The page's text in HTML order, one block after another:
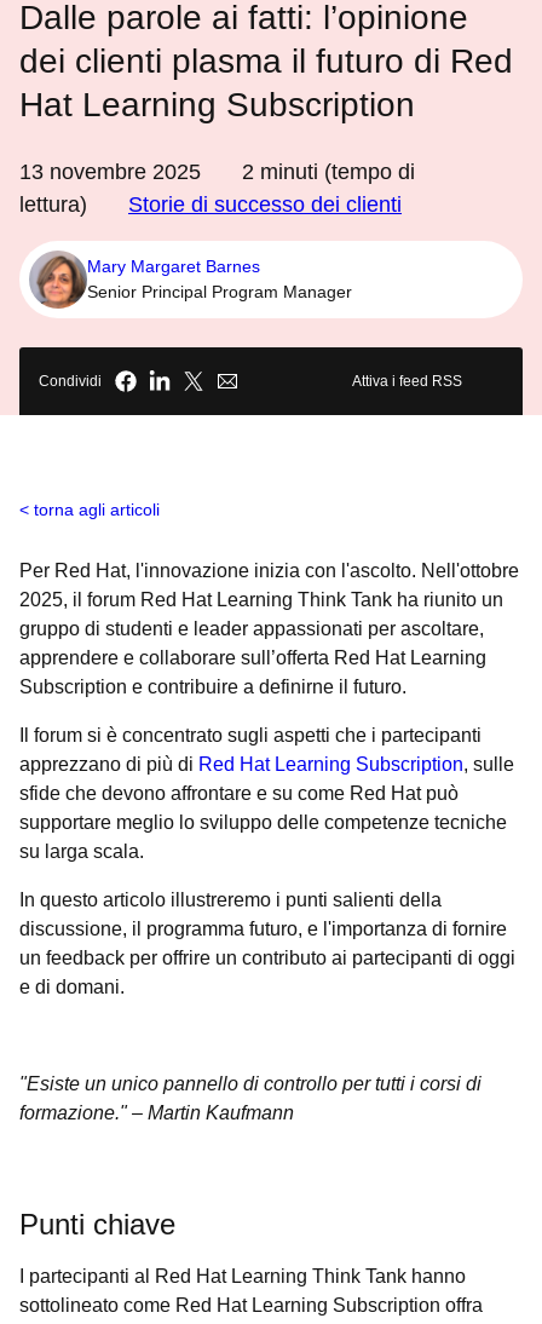
Dalle parole ai fatti: l’opinione
dei clienti plasma il futuro di Red
Hat Learning Subscription
13 novembre 2025 2 minuti (tempo di
lettura)
Storie di successo dei clienti
Mary Margaret Barnes
Senior Principal Program Manager
Condividi Attiva i feed RSS
torna agli articoli
Per Red Hat, l'innovazione inizia con l'ascolto. Nell'ottobre
2025, il forum Red Hat Learning Think Tank ha riunito un
gruppo di studenti e leader appassionati per ascoltare,
apprendere e collaborare sull’offerta Red Hat Learning
Subscription e contribuire a definirne il futuro.
Il forum si è concentrato sugli aspetti che i partecipanti
apprezzano di più di Red Hat Learning Subscription, sulle
sfide che devono affrontare e su come Red Hat può
supportare meglio lo sviluppo delle competenze tecniche
su larga scala.
In questo articolo illustreremo i punti salienti della
discussione, il programma futuro, e l'importanza di fornire
un feedback per offrire un contributo ai partecipanti di oggi
e di domani.
"Esiste un unico pannello di controllo per tutti i corsi di
formazione." – Martin Kaufmann
Punti chiave
I partecipanti al Red Hat Learning Think Tank hanno
sottolineato come Red Hat Learning Subscription offra